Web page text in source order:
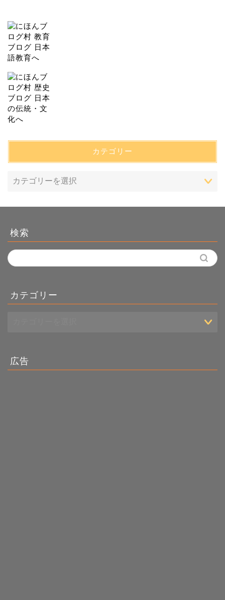
カテゴリー
検索
カテゴリー
広告